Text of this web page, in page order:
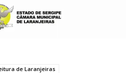
de Laranjeiras